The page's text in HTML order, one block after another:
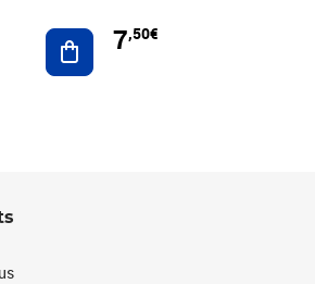
Ajouter au panier
7,50€